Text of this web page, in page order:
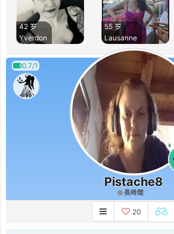
42 岁
Yverdon
55 岁
Lausanne
0.7/1
Pistache8
長時間
20